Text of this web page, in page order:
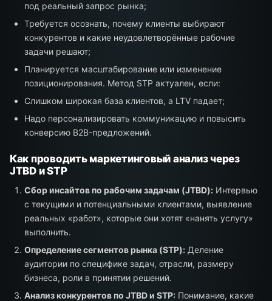
под реальный запрос рынка;
Требуется осознать, почему клиенты выбирают
конкурентов и какие неудовлетворённые рабочие
задачи решают;
Планируется масштабирование или изменение
позиционирования. Метод STP актуален, если:
Слишком широкая база клиентов, а LTV падает;
Надо персонализировать коммуникацию и повысить
конверсию B2B-предложений.
Как проводить маркетинговый анализ через
JTBD и STP
Сбор инсайтов по рабочим задачам (JTBD): Интервью
с текущими и потенциальными клиентами, выявление
реальных «работ», которые они хотят «нанять услугу»
выполнить.
Определение сегментов рынка (STP): Деление
аудитории по специфике задач, отрасли, размеру
бизнеса, роли в принятии решений.
Анализ конкурентов по JTBD и STP: Понимание, какие